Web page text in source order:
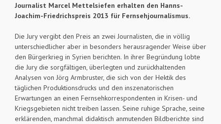
Journalist Marcel Mettelsiefen erhalten den Hanns-
Joachim-Friedrichspreis 2013 für Fernsehjournalismus.
Die Jury vergibt den Preis an zwei Journalisten, die in völlig
unterschiedlicher aber in besonders herausragender Weise über
den Bürgerkrieg in Syrien berichten. In ihrer Begründung lobte
die Jury die sorgfältigen, überlegten und zurückhaltenden
Analysen von Jörg Armbruster, die sich von der Hektik des
täglichen Produktionsdrucks und den inszenatorischen
Erwartungen an einen Fernsehkorrespondenten in Krisen- und
Kriegsgebieten nicht treiben lassen. Seine ruhige Sprache, seine
erklärenden, manchmal didaktisch anmutenden Bildberichte sind